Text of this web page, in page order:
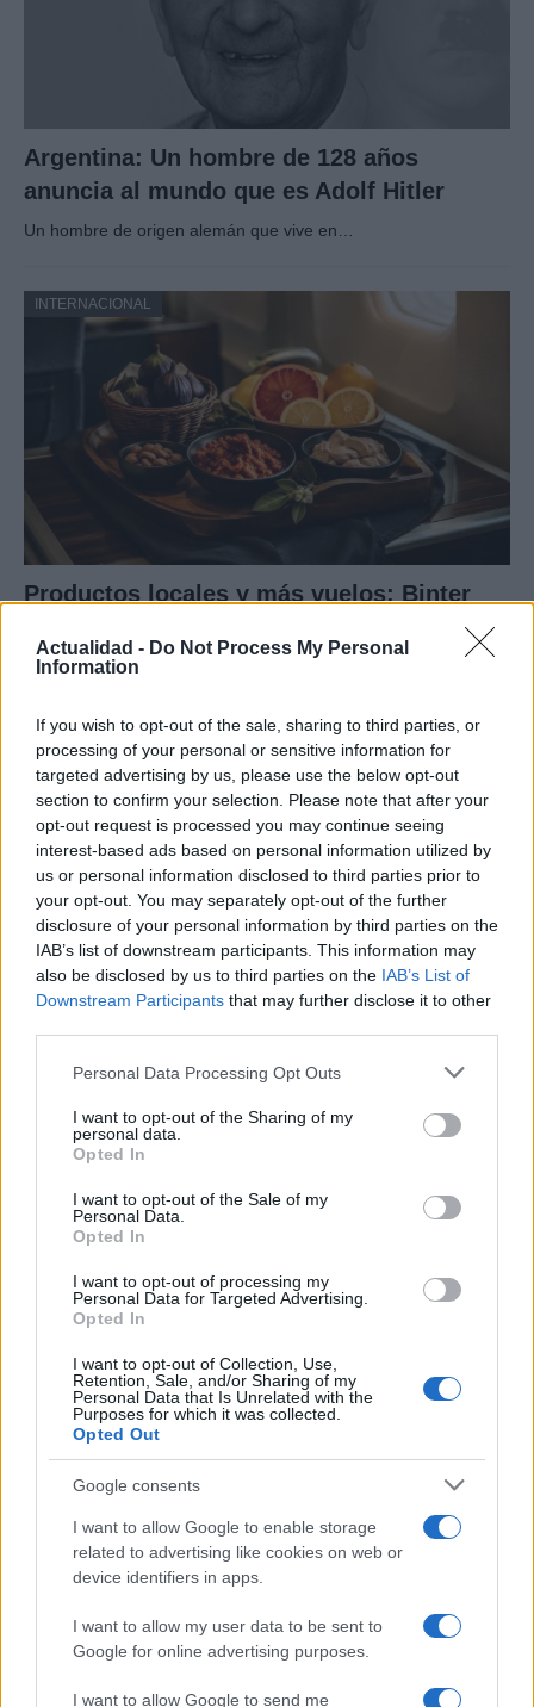
Actualidad - Do Not Process My Personal
Information
If you wish to opt-out of the sale, sharing to third parties, or
processing of your personal or sensitive information for
targeted advertising by us, please use the below opt-out
section to confirm your selection. Please note that after your
opt-out request is processed you may continue seeing
interest-based ads based on personal information utilized by
us or personal information disclosed to third parties prior to
your opt-out. You may separately opt-out of the further
disclosure of your personal information by third parties on the
IAB’s list of downstream participants. This information may
also be disclosed by us to third parties on the IAB’s List of
Downstream Participants that may further disclose it to other
Please note that this website/app uses one or more Google
not limited to your visit or usage behaviour. You may click to
grant or deny consent to Google and its third-party tags to
use your data for below specified purposes in below Google
consent section.
Personal Data Processing Opt Outs
I want to opt-out of the Sharing of my
personal data.
Opted In
I want to opt-out of the Sale of my
Personal Data.
Opted In
I want to opt-out of processing my
Personal Data for Targeted Advertising.
Opted In
I want to opt-out of Collection, Use,
Retention, Sale, and/or Sharing of my
Personal Data that Is Unrelated with the
Purposes for which it was collected.
Opted Out
Google consents
I want to allow Google to enable storage
related to advertising like cookies on web or
device identifiers in apps.
I want to allow my user data to be sent to
Google for online advertising purposes.
I want to allow Google to send me
Argentina: Un hombre de 128 años
anuncia al mundo que es Adolf Hitler
Un hombre de origen alemán que vive en…
INTERNACIONAL
Productos locales y más vuelos: Binter
Binter no solo conecta las islas, sino que…
INTERNACIONAL
Guía práctica para entender conflictos
internacionales paso a paso
Jornadas Nacionales de Movilidad
Erasmus+ en la Universidad de Jaén
La Universidad de Jaén será el epicentro del…